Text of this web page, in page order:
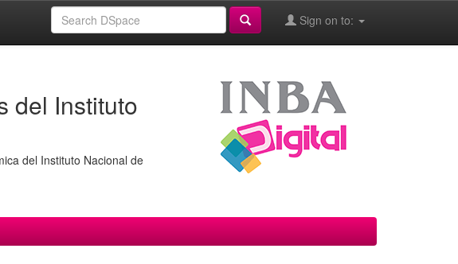
Sign on to:
del Instituto
del Instituto Nacional de